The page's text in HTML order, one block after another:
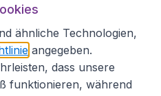
ähnliche Technologien,
angegeben.
dass unsere
funktionieren, während